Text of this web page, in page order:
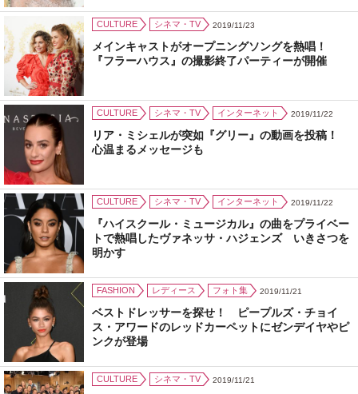
CULTURE シネマ・TV 2019/11/23
メインキャストがオープニングソングを熱唱！
『フラーハウス』の撮影終了パーティーが開催
CULTURE シネマ・TV インターネット 2019/11/22
リア・ミシェルが突如『グリー』の動画を投稿！
心温まるメッセージも
CULTURE シネマ・TV インターネット 2019/11/22
『ハイスクール・ミュージカル』の曲をプライベー
トで熱唱したヴァネッサ・ハジェンズ いきさつを
明かす
FASHION レディース フォト集 2019/11/21
ベストドレッサーを探せ！ ピープルズ・チョイ
ス・アワードのレッドカーペットにゼンデイヤやピ
ンクが登場
CULTURE シネマ・TV 2019/11/21